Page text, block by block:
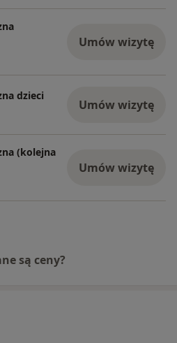
Umów wizytę
dzieci
Umów wizytę
(kolejna
Umów wizytę
są ceny?